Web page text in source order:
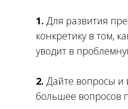
1. Для развития
конкретику в том,
уводит в
2. Дайте вопросы и
большее вопросов